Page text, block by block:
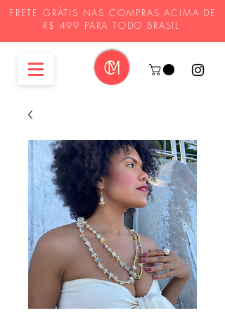
FRETE GRÁTIS NAS COMPRAS ACIMA DE
R$ 499 PARA TODO BRASIL